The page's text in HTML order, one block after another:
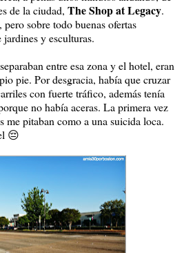
de la ciudad, The Shop at Legacy.
sobre todo buenas ofertas
jardines y esculturas.
entre esa zona y el hotel, eran
pie. Por desgracia, había que cruzar
con fuerte tráfico, además tenía
no había aceras. La primera vez
me pitaban como a una suicida loca.
😔